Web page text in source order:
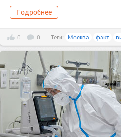
Подробнее
0 0 Теги: Москва факт